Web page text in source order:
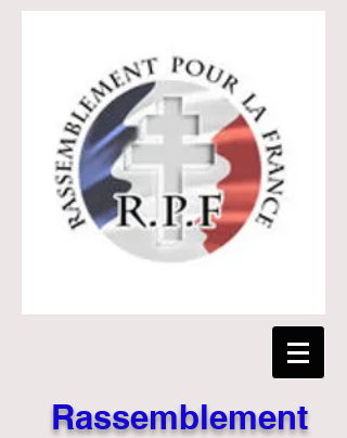
Rassemblement